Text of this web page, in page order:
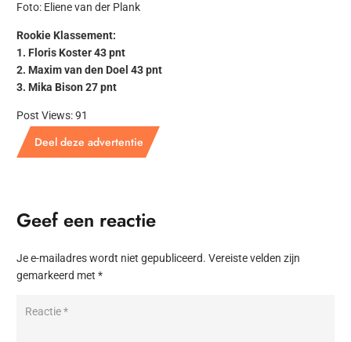
Foto: Eliene van der Plank
Rookie Klassement:
1. Floris Koster 43 pnt
2. Maxim van den Doel 43 pnt
3. Mika Bison 27 pnt
Post Views:91
Deel deze advertentie
Geef een reactie
Je e-mailadres wordt niet gepubliceerd. Vereiste velden zijn
gemarkeerd met *